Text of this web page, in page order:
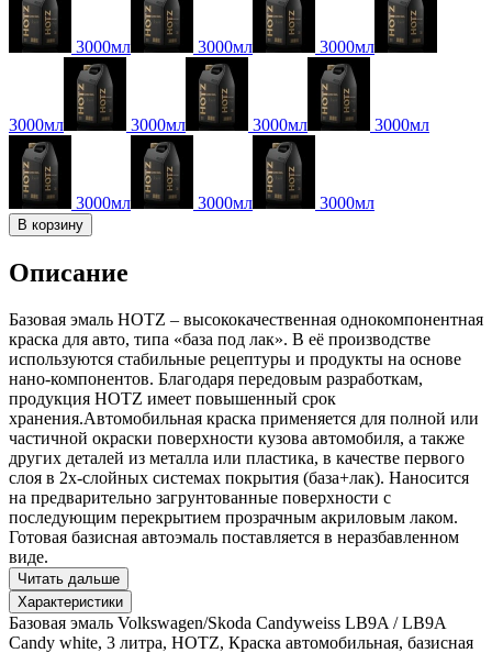
3000мл 3000мл 3000мл
3000мл 3000мл 3000мл 3000мл
3000мл 3000мл 3000мл
В корзину
Описание
Базовая эмаль HOTZ – высококачественная однокомпонентная
краска для авто, типа «база под лак». В её производстве
используются стабильные рецептуры и продукты на основе
нано-компонентов. Благодаря передовым разработкам,
продукция HOTZ имеет повышенный срок
хранения.Автомобильная краска применяется для полной или
частичной окраски поверхности кузова автомобиля, а также
других деталей из металла или пластика, в качестве первого
слоя в 2х-слойных системах покрытия (база+лак). Наносится
на предварительно загрунтованные поверхности с
последующим перекрытием прозрачным акриловым лаком.
Готовая базисная автоэмаль поставляется в неразбавленном
виде.
Читать дальше
Характеристики
Базовая эмаль Volkswagen/Skoda Candyweiss LB9A / LB9A
Candy white, 3 литра, HOTZ, Краска автомобильная, базисная